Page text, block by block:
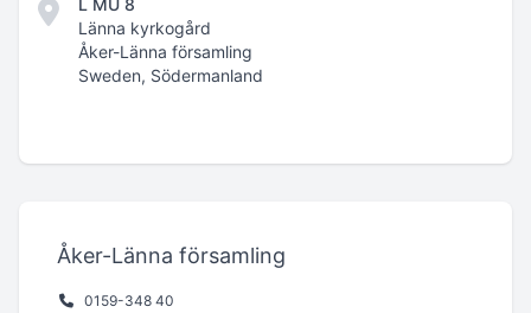
L MU 8
Länna kyrkogård
Åker-Länna församling
Sweden, Södermanland
Åker-Länna församling
0159-348 40